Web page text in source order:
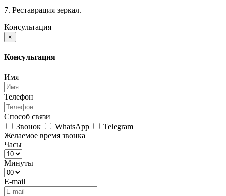
7. Реставрация зеркал.
Консультация
×
Консультация
Имя
Телефон
Способ связи
Звонок
WhatsApp
Telegram
Желаемое время звонка
Часы
Минуты
E-mail